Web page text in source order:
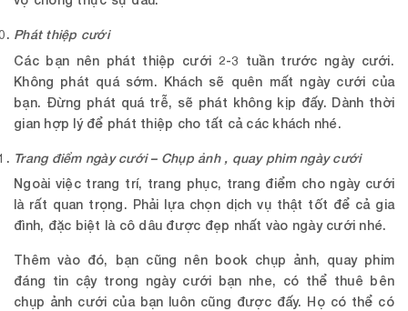
Phát thiệp cưới
Các bạn nên phát thiệp cưới 2-3 tuần trước ngày cưới.
Không phát quá sớm. Khách sẽ quên mất ngày cưới của
bạn. Đừng phát quá trễ, sẽ phát không kịp đấy. Dành thời
gian hợp lý để phát thiệp cho tất cả các khách nhé.
Trang điểm ngày cưới – Chụp ảnh , quay phim ngày cưới
Ngoài việc trang trí, trang phục, trang điểm cho ngày cưới
là rất quan trọng. Phải lựa chọn dịch vụ thật tốt để cả gia
đình, đặc biệt là cô dâu được đẹp nhất vào ngày cưới nhé.
Thêm vào đó, bạn cũng nên book chụp ảnh, quay phim
đáng tin cậy trong ngày cưới bạn nhe, có thể thuê bên
chụp ảnh cưới của bạn luôn cũng được đấy. Họ có thể có